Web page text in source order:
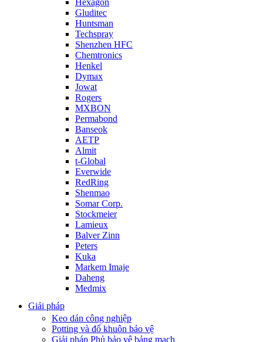
Hexagon
Gluditec
Huntsman
Techspray
Shenzhen HFC
Chemtronics
Henkel
Dymax
Jowat
Rogers
MXBON
Permabond
Banseok
AETP
Almit
t-Global
Everwide
RedRing
Shenmao
Somar Corp.
Stockmeier
Lamieux
Balver Zinn
Peters
Kuka
Markem Imaje
Daheng
Medmix
Giải pháp
Keo dán công nghiệp
Potting và đổ khuôn bảo vệ
Giải pháp Phủ bảo vệ bảng mạch